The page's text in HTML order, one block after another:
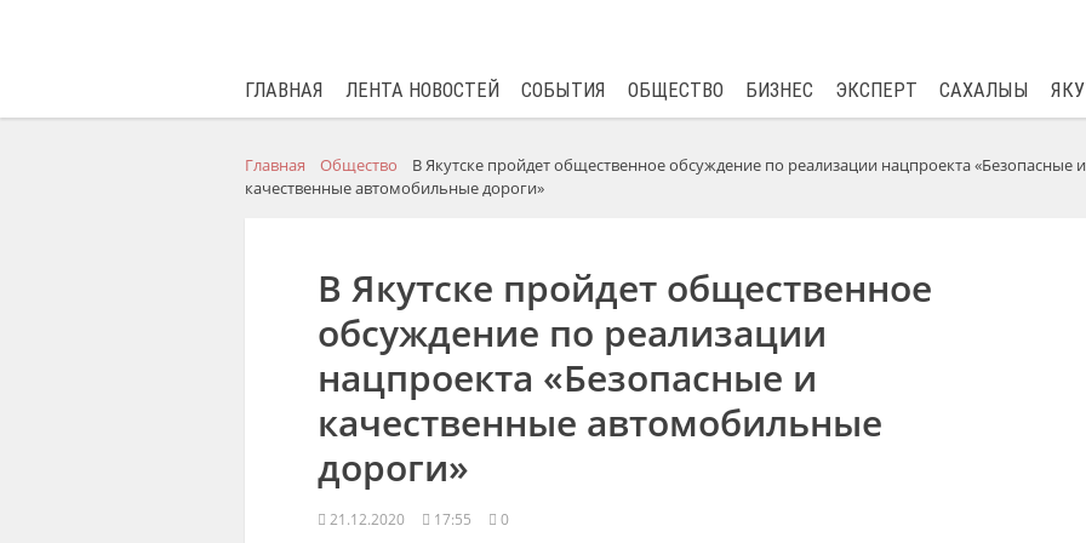
ГЛАВНАЯ ЛЕНТА НОВОСТЕЙ СОБЫТИЯ ОБЩЕСТВО БИЗНЕС ЭКСПЕРТ САХАЛЫЫ
Главная Общество
В Якутске пройдет общественное обсуждение по реализации нацпроекта «Безопасные и
качественные автомобильные дороги»
В Якутске пройдет общественное
обсуждение по реализации
нацпроекта «Безопасные и
качественные автомобильные
дороги»
21.12.2020 17:55 0